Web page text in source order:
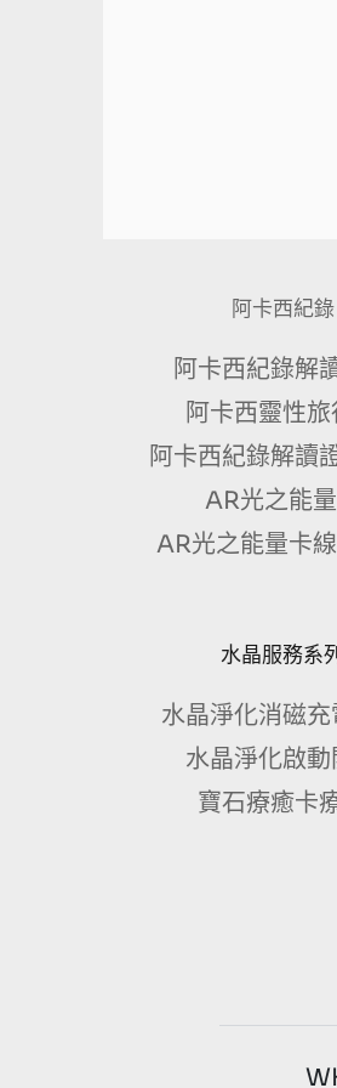
阿卡西紀錄
阿卡西紀錄解
阿卡西靈性旅
阿卡西紀錄解讀
AR光之能
AR光之能量卡
水晶服務系列
水晶淨化消磁
水晶淨化啟動
寶石療癒卡